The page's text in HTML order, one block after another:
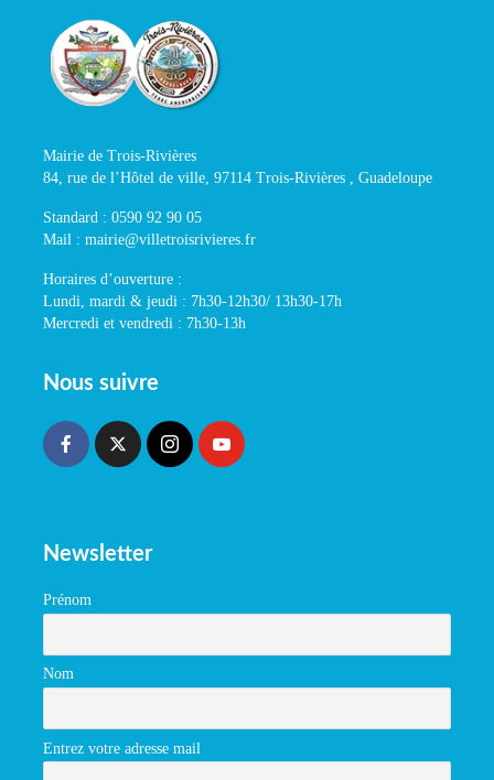
Mairie de Trois-Rivières
84, rue de l’Hôtel de ville, 97114 Trois-Rivières , Guadeloupe
Standard : 0590 92 90 05
Mail : mairie@villetroisrivieres.fr
Horaires d’ouverture :
Lundi, mardi & jeudi : 7h30-12h30/ 13h30-17h
Mercredi et vendredi : 7h30-13h
Nous suivre
Newsletter
Prénom
Nom
Entrez votre adresse mail